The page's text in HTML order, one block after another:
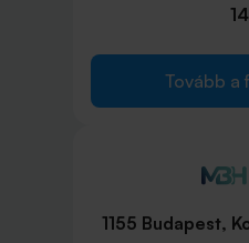
Tovább a
1155 Budapest,